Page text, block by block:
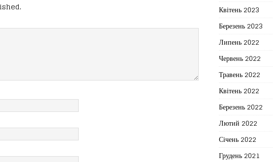
Квітень 2023
Березень 2023
Липень 2022
Червень 2022
Травень 2022
Квітень 2022
Березень 2022
Лютий 2022
Січень 2022
Грудень 2021